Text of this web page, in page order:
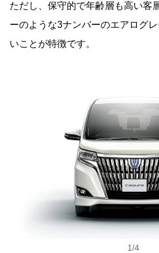
ただし、保守的で年齢層も高い客
ーのような3ナンバーのエアログ
いことが特徴です。
1/4